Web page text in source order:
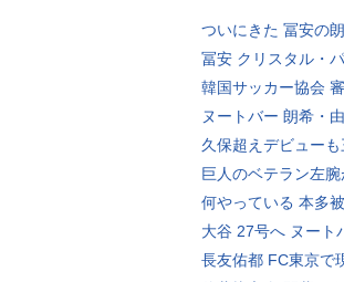
ついにきた 冨安の
冨安 クリスタル・
韓国サッカー協会
ヌートバー 朗希・
久保超えデビュー
巨人のベテラン左
何やっている 本多
大谷 27号へ ヌート
長友佑都 FC東京で